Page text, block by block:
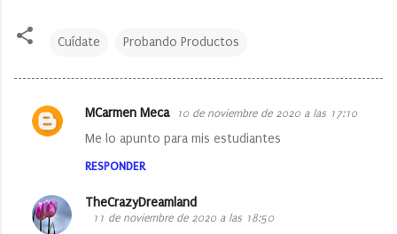
Cuídate Probando Productos
C
e
n
MCarmen Meca 10 de noviembre de 2020 a las 17:10
Me lo apunto para mis estudiantes
RESPONDER
TheCrazyDreamland
11 de noviembre de 2020 a las 18:50